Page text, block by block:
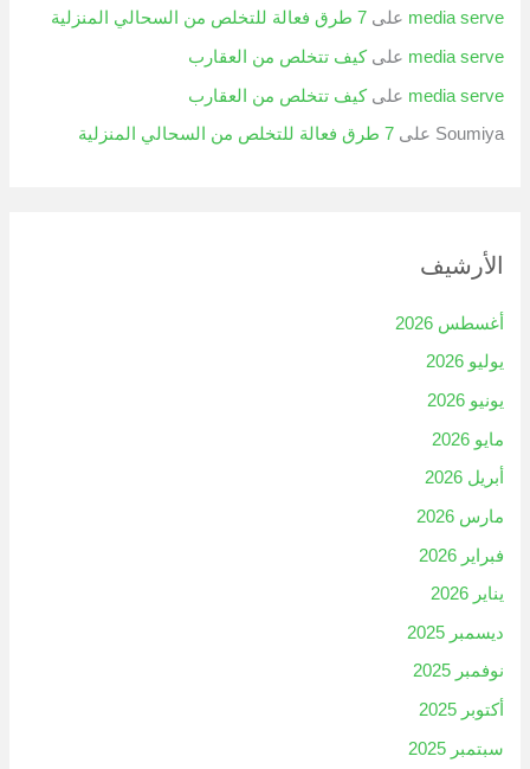
media serve على7 طرق فعالة للتخلص من السحالي المنزلية
media serve علىكيف تتخلص من العقارب
media serve علىكيف تتخلص من العقارب
Soumiya على7 طرق فعالة للتخلص من السحالي المنزلية
الأرشيف
أغسطس 2026
يوليو 2026
يونيو 2026
مايو 2026
أبريل 2026
مارس 2026
فبراير 2026
يناير 2026
ديسمبر 2025
نوفمبر 2025
أكتوبر 2025
سبتمبر 2025